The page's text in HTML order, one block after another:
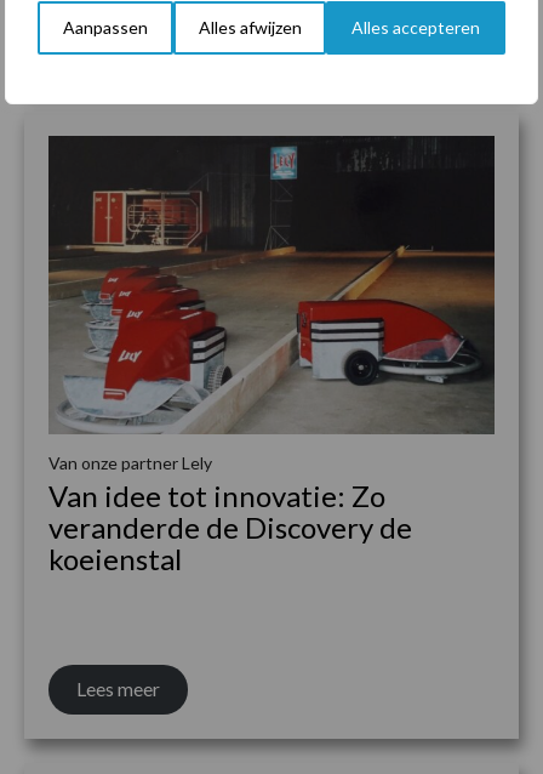
Aanpassen Alles afwijzen Alles accepteren
Lees meer
Van onze partner Lely
Van idee tot innovatie: Zo
veranderde de Discovery de
koeienstal
Lees meer